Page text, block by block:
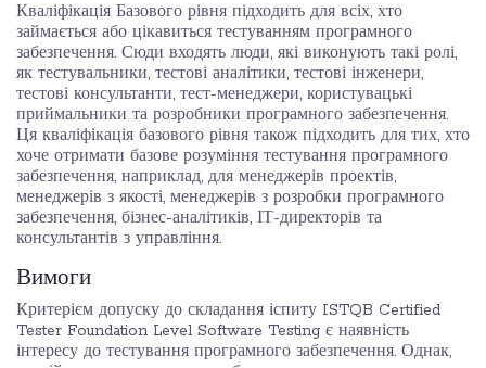
Кваліфікація Базового рівня підходить для всіх, хто
займається або цікавиться тестуванням програмного
забезпечення. Сюди входять люди, які виконують такі ролі,
як тестувальники, тестові аналітики, тестові інженери,
тестові консультанти, тест-менеджери, користувацькі
приймальники та розробники програмного забезпечення.
Ця кваліфікація базового рівня також підходить для тих, хто
хоче отримати базове розуміння тестування програмного
забезпечення, наприклад, для менеджерів проектів,
менеджерів з якості, менеджерів з розробки програмного
забезпечення, бізнес-аналітиків, ІТ-директорів та
консультантів з управління.
Вимоги
Критерієм допуску до складання іспиту ISTQB Certified
Tester Foundation Level Software Testing є наявність
інтересу до тестування програмного забезпечення. Однак,